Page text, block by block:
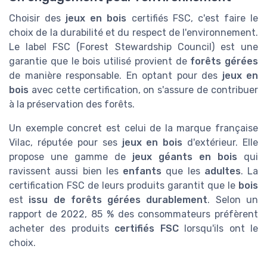
Choisir des jeux en bois certifiés FSC, c'est faire le
choix de la durabilité et du respect de l'environnement.
Le label FSC (Forest Stewardship Council) est une
garantie que le bois utilisé provient de forêts gérées
de manière responsable. En optant pour des jeux en
bois avec cette certification, on s'assure de contribuer
à la préservation des forêts.
Un exemple concret est celui de la marque française
Vilac, réputée pour ses jeux en bois d'extérieur. Elle
propose une gamme de jeux géants en bois qui
ravissent aussi bien les enfants que les adultes. La
certification FSC de leurs produits garantit que le bois
est issu de forêts gérées durablement. Selon un
rapport de 2022, 85 % des consommateurs préfèrent
acheter des produits certifiés FSClorsqu'ils ont le
choix.